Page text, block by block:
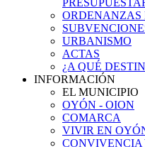
ORDENANZAS
URBANISMO
ACTAS
¿A QUÉ
INFORMACIÓN
EL MUNICIPIO
OYÓN - OION
COMARCA
VIVIR EN
CONVIVENCIA